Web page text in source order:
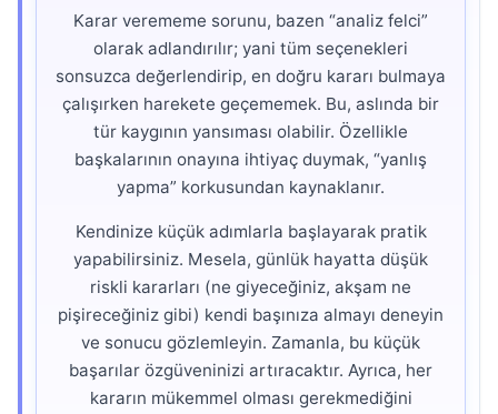
Karar verememe sorunu, bazen “analiz felci”
olarak adlandırılır; yani tüm seçenekleri
sonsuzca değerlendirip, en doğru kararı bulmaya
çalışırken harekete geçememek. Bu, aslında bir
tür kaygının yansıması olabilir. Özellikle
başkalarının onayına ihtiyaç duymak, “yanlış
yapma” korkusundan kaynaklanır.
Kendinize küçük adımlarla başlayarak pratik
yapabilirsiniz. Mesela, günlük hayatta düşük
riskli kararları (ne giyeceğiniz, akşam ne
pişireceğiniz gibi) kendi başınıza almayı deneyin
ve sonucu gözlemleyin. Zamanla, bu küçük
başarılar özgüveninizi artıracaktır. Ayrıca, her
kararın mükemmel olması gerekmediğini